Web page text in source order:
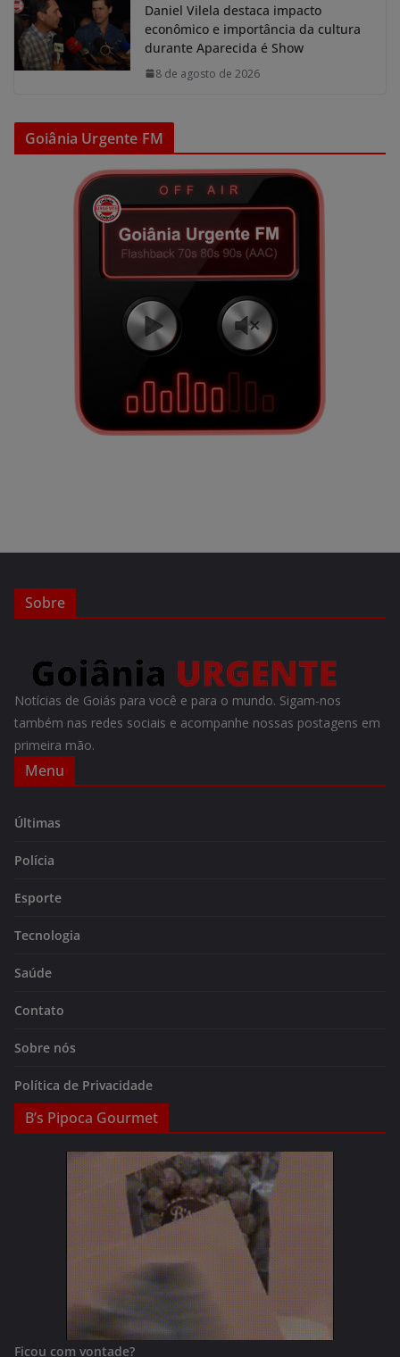
Daniel Vilela destaca impacto
econômico e importância da cultura
durante Aparecida é Show
8 de agosto de 2026
Goiânia Urgente FM
Sobre
Notícias de Goiás para você e para o mundo. Sigam-nos
também nas redes sociais e acompanhe nossas postagens em
primeira mão.
Menu
Últimas
Polícia
Esporte
Tecnologia
Saúde
Contato
Sobre nós
Política de Privacidade
B’s Pipoca Gourmet
Ficou com vontade?